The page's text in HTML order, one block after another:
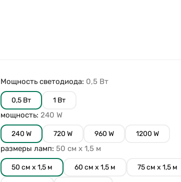
Мощность светодиода: 0,5 Вт
0,5 Вт 1 Вт
мощность:240 W
240 W 720 W 960 W 1200 W
размеры ламп:50 см х 1,5 м
50 см х 1,5 м 60 см х 1,5 м 75 см х 1,5 м